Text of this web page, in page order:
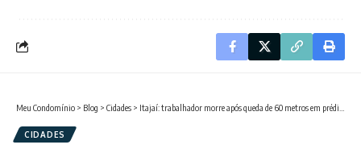
Meu Condomínio > Blog > Cidades > Itajaí: trabalhador morre após queda de 60 metros em prédio em construção na Praia Brava
CIDADES